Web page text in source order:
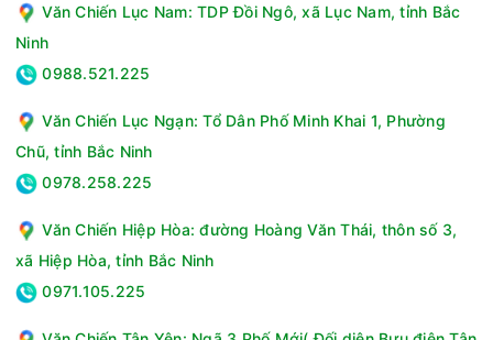
thực phẩm của người nội trợ. Các chức năng này không chỉ
giúp bạn tiết kiệm thời gian nấu nướng mà còn khiến cho các
món ăn trở nên đẹp mắt và hấp dẫn hơn rất nhiều.
Văn Chiến Lục Nam: TDP Đồi Ngô, xã Lục Nam, tỉnh Bắc
Ninh
0988.521.225
Văn Chiến Lục Ngạn: Tổ Dân Phố Minh Khai 1, Phường
Chũ, tỉnh Bắc Ninh
0978.258.225
Văn Chiến Hiệp Hòa: đường Hoàng Văn Thái, thôn số 3,
xã Hiệp Hòa, tỉnh Bắc Ninh
0971.105.225